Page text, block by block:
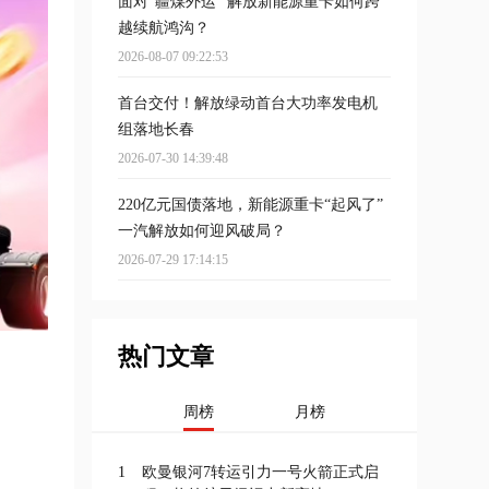
越续航鸿沟？
2026-08-07 09:22:53
首台交付！解放绿动首台大功率发电机
组落地长春
2026-07-30 14:39:48
220亿元国债落地，新能源重卡“起风了”
一汽解放如何迎风破局？
2026-07-29 17:14:15
热门文章
周榜 月榜
1
欧曼银河7转运引力一号火箭正式启